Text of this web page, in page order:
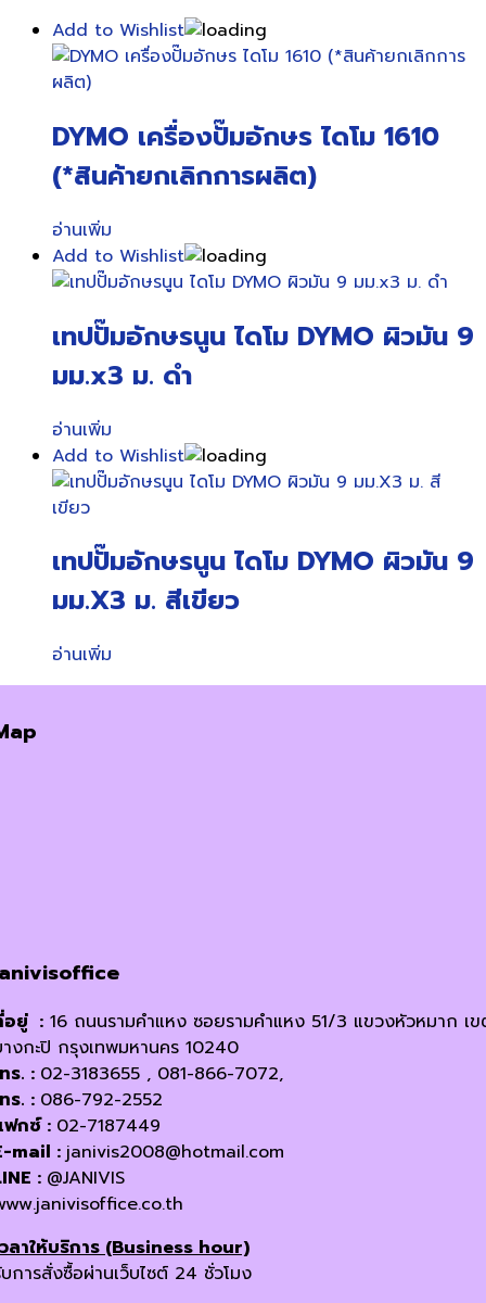
Add to Wishlist
DYMO เครื่องปั๊มอักษร ไดโม 1610
(*สินค้ายกเลิกการผลิต)
อ่านเพิ่ม
Add to Wishlist
เทปปั๊มอักษรนูน ไดโม DYMO ผิวมัน 9
มม.x3 ม. ดำ
อ่านเพิ่ม
Add to Wishlist
เทปปั๊มอักษรนูน ไดโม DYMO ผิวมัน 9
มม.X3 ม. สีเขียว
อ่านเพิ่ม
อยู่ : 16 ถนนรามคำแหง ซอยรามคำแหง 51/3 แขวงหัวหมาก เ
งกะปิ กรุงเทพมหานคร 10240
ร. : 02-3183655 , 081-866-7072,
ร. : 086-792-2552
กซ์ : 02-7187449
mail : janivis2008@hotmail.com
: @JANIVIS
ลาให้บริการ (Business hour)
การสั่งซื้อผ่านเว็บไซต์ 24 ชั่วโมง